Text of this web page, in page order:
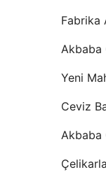
Fabrika
Akbaba
Yeni
Ceviz
Akbaba